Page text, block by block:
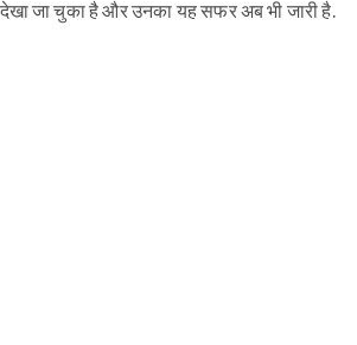
जा चुका है और उनका यह सफर अब भी जारी है.